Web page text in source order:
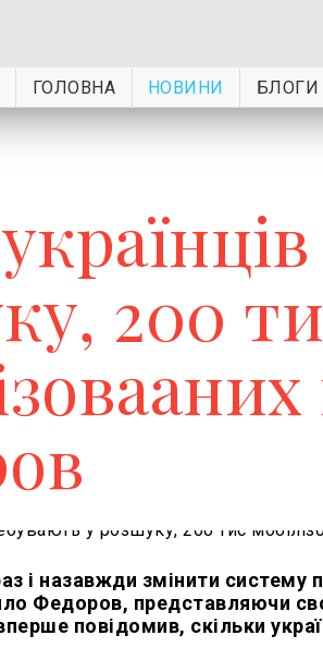
ГОЛОВНА НОВИНИ БЛОГИ
200
і назавжди змінити систему
Федоров, представляючи
повідомив, скільки